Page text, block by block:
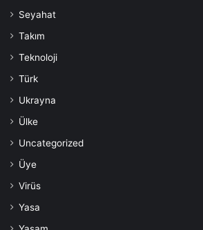
Seyahat
Takım
Teknoloji
Türk
Ukrayna
Ülke
Uncategorized
Üye
Virüs
Yasa